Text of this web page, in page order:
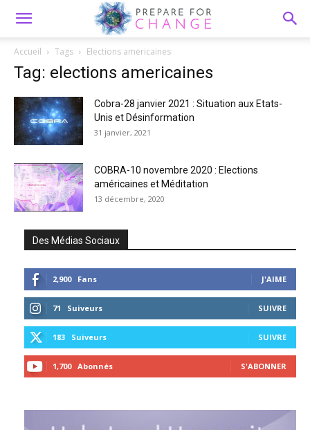
Accueil Tags Elections americaines
Tag: elections americaines
Cobra-28 janvier 2021 : Situation aux Etats-
Unis et Désinformation
31 janvier, 2021
COBRA-10 novembre 2020 : Elections
américaines et Méditation
13 décembre, 2020
Des Médias Sociaux
2,900 Fans J'AIME
71 Suiveurs SUIVRE
183 Suiveurs SUIVRE
1,700 Abonnés S'ABONNER